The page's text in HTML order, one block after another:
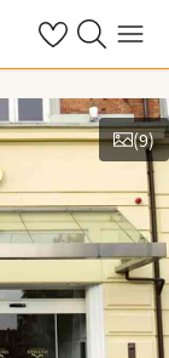
Se dinaSök på ving.se
Meny
(9)